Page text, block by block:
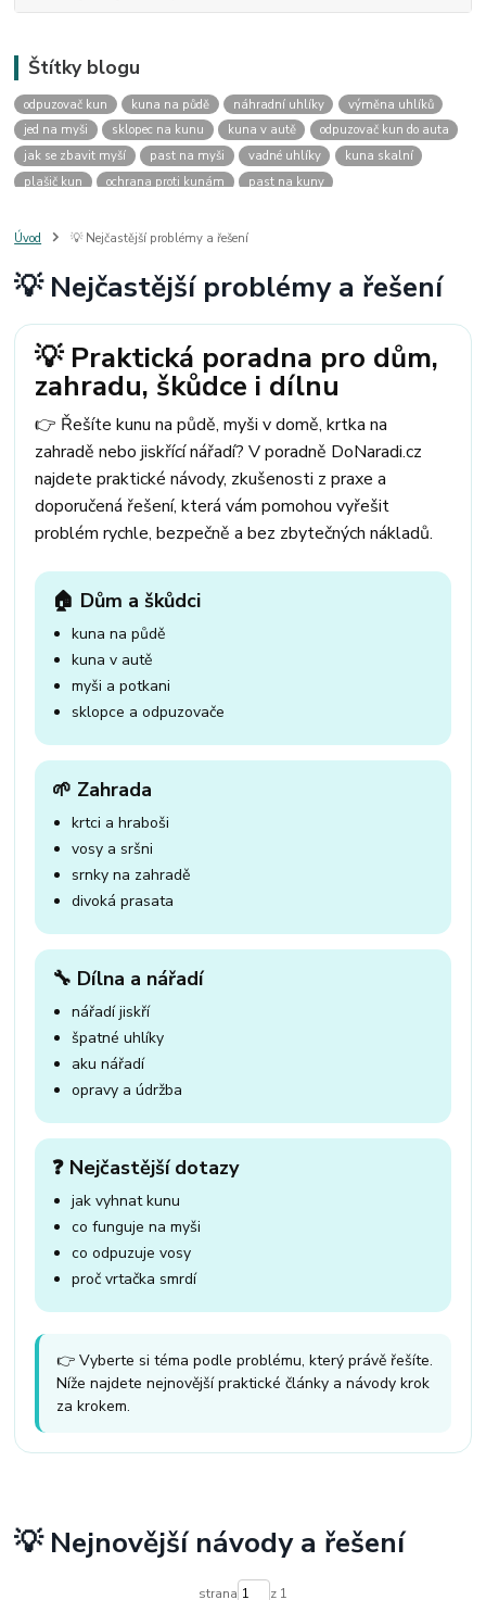
Štítky blogu
odpuzovač kun kuna na půdě náhradní uhlíky
výměna uhlíků
jed na myši
sklopec na kunu kuna v autě
odpuzovač kun do auta
jak se zbavit myší
past na myši vadné uhlíky
kuna skalní
plašič kun
ochrana proti kunám
past na kuny
past na kunu
myši v domě odpuzovač myší
štěnice
štěnice v hotelu jak se zbavit kuny
kuna ve střeše
mravenci a mšice
uhlíky do nářadí
uhlíky do nařadí
uhlíky do vysavače
uhlíky do pračky uhlíky do
uhlíky parkside
uhlíky ferm uhlíky makita
uhlíkové kartáče
kde sehnat uhlíky
kde koupit uhlíky
Úvod 💡 Nejčastější problémy a řešení
💡 Nejčastější problémy a řešení
💡 Praktická poradna pro dům,
zahradu, škůdce i dílnu
👉 Řešíte kunu na půdě, myši v domě, krtka na
zahradě nebo jiskřící nářadí? V poradně DoNaradi.cz
najdete praktické návody, zkušenosti z praxe a
doporučená řešení, která vám pomohou vyřešit
problém rychle, bezpečně a bez zbytečných nákladů.
🏠 Dům a škůdci
kuna na půdě
kuna v autě
myši a potkani
sklopce a odpuzovače
🌱 Zahrada
krtci a hraboši
vosy a sršni
srnky na zahradě
divoká prasata
🔧 Dílna a nářadí
nářadí jiskří
špatné uhlíky
aku nářadí
opravy a údržba
❓ Nejčastější dotazy
jak vyhnat kunu
co funguje na myši
co odpuzuje vosy
proč vrtačka smrdí
👉 Vyberte si téma podle problému, který právě řešíte.
Níže najdete nejnovější praktické články a návody krok
za krokem.
💡 Nejnovější návody a řešení
strana z 1